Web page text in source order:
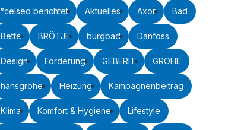
°celseo berichtet Aktuelles Axor Bad
Bette BRÖTJE burgbad Danfoss
Design Förderung GEBERIT GROHE
hansgrohe Heizung Kampagnenbeitrag
Klima Komfort & Hygiene Lifestyle